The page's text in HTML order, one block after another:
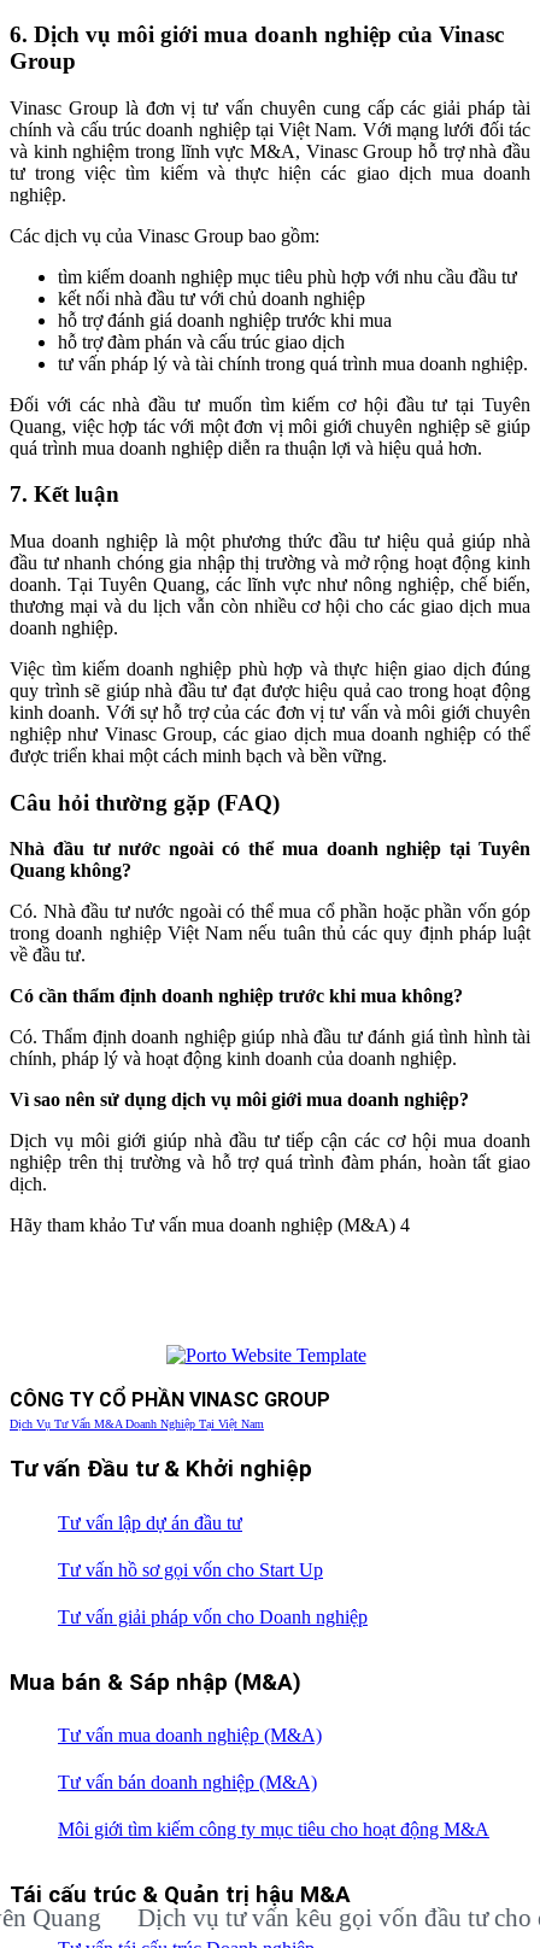
6. Dịch vụ môi giới mua doanh nghiệp của Vinasc
Group
Vinasc Group là đơn vị tư vấn chuyên cung cấp các giải pháp tài
chính và cấu trúc doanh nghiệp tại Việt Nam. Với mạng lưới đối tác
và kinh nghiệm trong lĩnh vực M&A, Vinasc Group hỗ trợ nhà đầu
tư trong việc tìm kiếm và thực hiện các giao dịch mua doanh
nghiệp.
Các dịch vụ của Vinasc Group bao gồm:
tìm kiếm doanh nghiệp mục tiêu phù hợp với nhu cầu đầu tư
kết nối nhà đầu tư với chủ doanh nghiệp
hỗ trợ đánh giá doanh nghiệp trước khi mua
hỗ trợ đàm phán và cấu trúc giao dịch
tư vấn pháp lý và tài chính trong quá trình mua doanh nghiệp.
Đối với các nhà đầu tư muốn tìm kiếm cơ hội đầu tư tại Tuyên
Quang, việc hợp tác với một đơn vị môi giới chuyên nghiệp sẽ giúp
quá trình mua doanh nghiệp diễn ra thuận lợi và hiệu quả hơn.
7. Kết luận
Mua doanh nghiệp là một phương thức đầu tư hiệu quả giúp nhà
đầu tư nhanh chóng gia nhập thị trường và mở rộng hoạt động kinh
doanh. Tại Tuyên Quang, các lĩnh vực như nông nghiệp, chế biến,
thương mại và du lịch vẫn còn nhiều cơ hội cho các giao dịch mua
doanh nghiệp.
Việc tìm kiếm doanh nghiệp phù hợp và thực hiện giao dịch đúng
quy trình sẽ giúp nhà đầu tư đạt được hiệu quả cao trong hoạt động
kinh doanh. Với sự hỗ trợ của các đơn vị tư vấn và môi giới chuyên
nghiệp như Vinasc Group, các giao dịch mua doanh nghiệp có thể
được triển khai một cách minh bạch và bền vững.
Câu hỏi thường gặp (FAQ)
Nhà đầu tư nước ngoài có thể mua doanh nghiệp tại Tuyên
Quang không?
Có. Nhà đầu tư nước ngoài có thể mua cổ phần hoặc phần vốn góp
trong doanh nghiệp Việt Nam nếu tuân thủ các quy định pháp luật
về đầu tư.
Có cần thẩm định doanh nghiệp trước khi mua không?
Có. Thẩm định doanh nghiệp giúp nhà đầu tư đánh giá tình hình tài
chính, pháp lý và hoạt động kinh doanh của doanh nghiệp.
Vì sao nên sử dụng dịch vụ môi giới mua doanh nghiệp?
Dịch vụ môi giới giúp nhà đầu tư tiếp cận các cơ hội mua doanh
nghiệp trên thị trường và hỗ trợ quá trình đàm phán, hoàn tất giao
dịch.
Hãy tham khảo Tư vấn mua doanh nghiệp (M&A) 4
CÔNG TY CỔ PHẦN VINASC GROUP
Dịch Vụ Tư Vấn M&A Doanh Nghiệp Tại Việt Nam
Tư vấn Đầu tư & Khởi nghiệp
Tư vấn lập dự án đầu tư
Tư vấn hồ sơ gọi vốn cho Start Up
Tư vấn giải pháp vốn cho Doanh nghiệp
Mua bán & Sáp nhập (M&A)
Tư vấn mua doanh nghiệp (M&A)
Tư vấn bán doanh nghiệp (M&A)
Môi giới tìm kiếm công ty mục tiêu cho hoạt động M&A
Tái cấu trúc & Quản trị hậu M&A
Dịch vụ tư vấn kêu gọi vốn đầu tư cho doanh